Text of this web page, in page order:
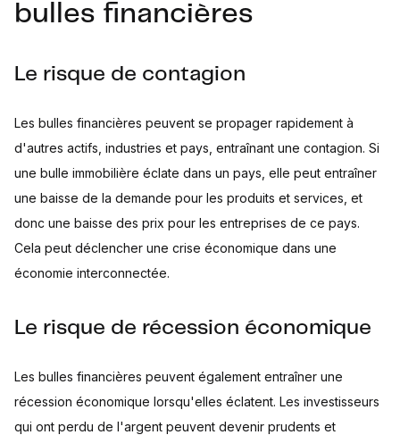
bulles financières
Le risque de contagion
Les bulles financières peuvent se propager rapidement à
d'autres actifs, industries et pays, entraînant une contagion. Si
une bulle immobilière éclate dans un pays, elle peut entraîner
une baisse de la demande pour les produits et services, et
donc une baisse des prix pour les entreprises de ce pays.
Cela peut déclencher une crise économique dans une
économie interconnectée.
Le risque de récession économique
Les bulles financières peuvent également entraîner une
récession économique lorsqu'elles éclatent. Les investisseurs
qui ont perdu de l'argent peuvent devenir prudents et